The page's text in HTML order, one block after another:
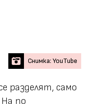
Снимка: YouTube
разделят, само
На по